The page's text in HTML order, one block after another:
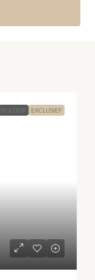
TE KOOP EXCLUSIEF